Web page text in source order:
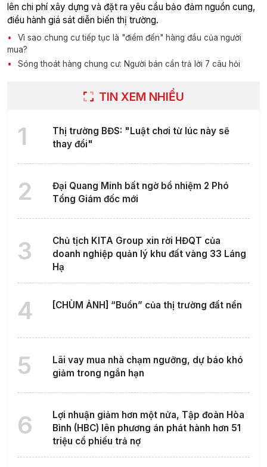
lên chi phí xây dựng và đặt ra yêu cầu bảo đảm nguồn cung,
điều hành giá sát diễn biến thị trường.
Vì sao chung cư tiếp tục là "điểm đến" hàng đầu của người
mua?
Sóng thoát hàng chung cư: Người bán cần trả lời 7 câu hỏi
TIN XEM NHIỀU
1
Thị trường BĐS: "Luật chơi từ lúc này sẽ
thay đổi"
2
Đại Quang Minh bất ngờ bổ nhiệm 2 Phó
Tổng Giám đốc mới
3
Chủ tịch KITA Group xin rời HĐQT của
doanh nghiệp quản lý khu đất vàng 33 Láng
Hạ
4 [CHÙM ẢNH] “Buồn” của thị trường đất nền
5
Lãi vay mua nhà chạm ngưỡng, dự báo khó
giảm trong ngắn hạn
6
Lợi nhuận giảm hơn một nửa, Tập đoàn Hòa
Bình (HBC) lên phương án phát hành hơn 51
triệu cổ phiếu trả nợ